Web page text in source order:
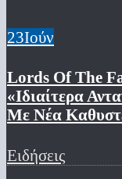
23Ιούν
Lords Of The
«Ιδιαίτερα
Με Νέα
Ειδήσεις